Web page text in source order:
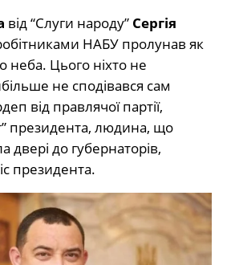
від “Слуги народу” Сергія
НАБУ пролунав як
неба. Цього ніхто не
не сподівався сам
від правлячої партії,
президента, людина, що
двері до губернаторів,
президента.